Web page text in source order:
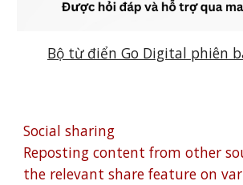
Bộ từ điển Go Digital phiên
Social sharing
Reposting content from other
the relevant share feature on